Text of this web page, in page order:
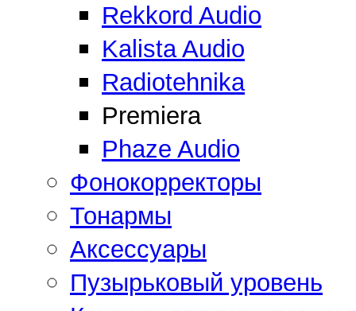
Rekkord Audio
Kalista Audio
Radiotehnika
Premiera
Phaze Audio
Фонокорректоры
Тонармы
Аксессуары
Пузырьковый уровень